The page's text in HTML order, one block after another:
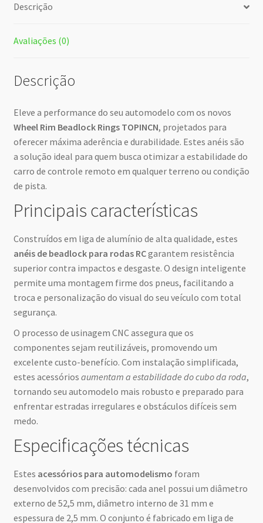
Descrição
Avaliações (0)
Descrição
Eleve a performance do seu automodelo com os novos
Wheel Rim Beadlock Rings TOPINCN, projetados para
oferecer máxima aderência e durabilidade. Estes anéis são
a solução ideal para quem busca otimizar a estabilidade do
carro de controle remoto em qualquer terreno ou condição
de pista.
Principais características
Construídos em liga de alumínio de alta qualidade, estes
anéis de beadlock para rodas RCgarantem resistência
superior contra impactos e desgaste. O design inteligente
permite uma montagem firme dos pneus, facilitando a
troca e personalização do visual do seu veículo com total
segurança.
O processo de usinagem CNC assegura que os
componentes sejam reutilizáveis, promovendo um
excelente custo-benefício. Com instalação simplificada,
estes acessórios aumentam a estabilidade do cubo da roda,
tornando seu automodelo mais robusto e preparado para
enfrentar estradas irregulares e obstáculos difíceis sem
medo.
Especificações técnicas
Estes acessórios para automodelismo foram
desenvolvidos com precisão: cada anel possui um diâmetro
externo de 52,5 mm, diâmetro interno de 31 mm e
espessura de 2,5 mm. O conjunto é fabricado em liga de